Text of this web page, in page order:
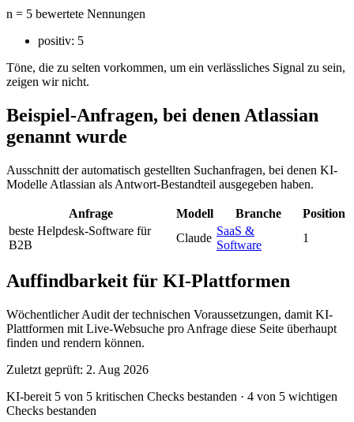
n = 5 bewertete Nennungen
positiv: 5
Töne, die zu selten vorkommen, um ein verlässliches Signal zu sein,
zeigen wir nicht.
Beispiel-Anfragen, bei denen Atlassian
genannt wurde
Ausschnitt der automatisch gestellten Suchanfragen, bei denen KI-
Modelle Atlassian als Antwort-Bestandteil ausgegeben haben.
Anfrage Modell Branche
Position
beste Helpdesk-Software für
B2B
Claude
SaaS &
Software
1
Auffindbarkeit für KI-Plattformen
Wöchentlicher Audit der technischen Voraussetzungen, damit KI-
Plattformen mit Live-Websuche pro Anfrage diese Seite überhaupt
finden und rendern können.
Zuletzt geprüft: 2. Aug 2026
KI-bereit 5 von 5 kritischen Checks bestanden · 4 von 5 wichtigen
Checks bestanden